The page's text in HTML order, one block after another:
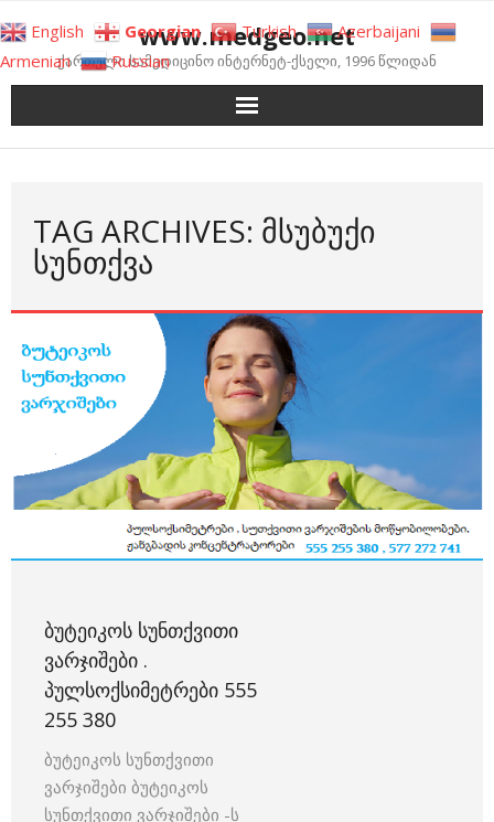
to
content
www.medgeo.net
ქართული სამედიცინო ინტერნეტ-ქსელი, 1996 წლიდან
TAG ARCHIVES: ᲛᲡᲣᲑᲣᲥᲘ
ᲡᲣᲜᲗᲥᲕᲐ
ᲑᲣᲢᲔᲘᲙᲝᲡ ᲡᲣᲜᲗᲥᲕᲘᲗᲘ
ᲕᲐᲠᲯᲘᲨᲔᲑᲘ .
ᲞᲣᲚᲡᲝᲥᲡᲘᲛᲔᲢᲠᲔᲑᲘ 555
255 380
ბუტეიკოს სუნთქვითი
ვარჯიშები ბუტეიკოს
სუნთქვითი ვარჯიშები -ს
English Georgian Turkish
Azerbaijani
Armenian
Russian